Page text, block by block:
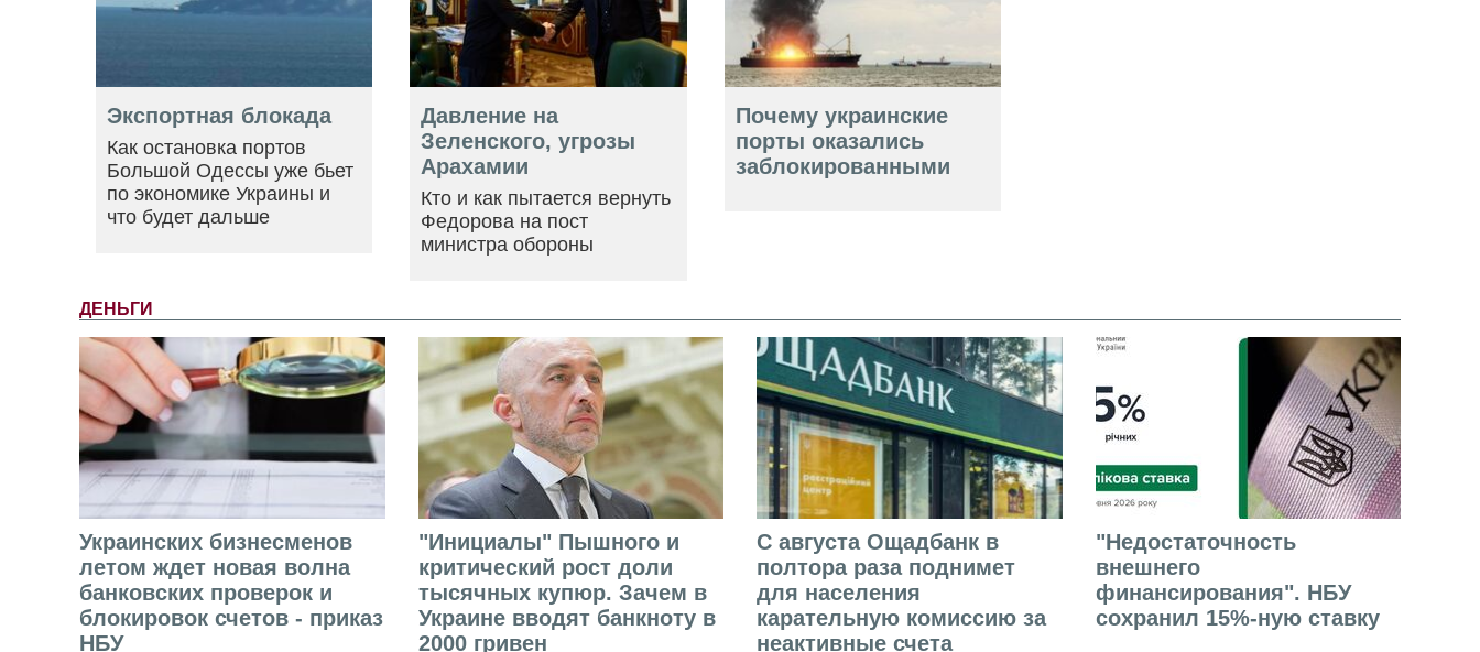
Экспортная блокада
Как остановка портов
Большой Одессы уже бьет
по экономике Украины и
что будет дальше
Давление на
Зеленского, угрозы
Арахамии
Кто и как пытается вернуть
Федорова на пост
министра обороны
Почему украинские
порты оказались
заблокированными
ДЕНЬГИ
Украинских бизнесменов
летом ждет новая волна
банковских проверок и
блокировок счетов - приказ
НБУ
"Инициалы" Пышного и
критический рост доли
тысячных купюр. Зачем в
Украине вводят банкноту в
2000 гривен
С августа Ощадбанк в
полтора раза поднимет
для населения
карательную комиссию за
неактивные счета
"Недостаточность
внешнего
финансирования". НБУ
сохранил 15%-ную ставку